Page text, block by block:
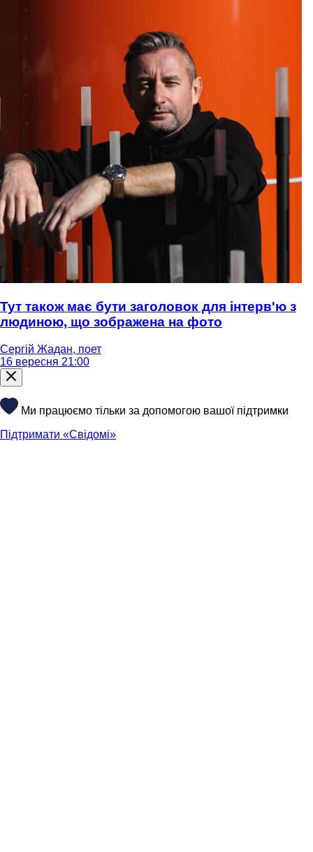
Тут також має бути заголовок для інтерв'ю з
людиною, що зображена на фото
Сергій Жадан, поет
16 вересня 21:00
Ми працюємо тільки за допомогою вашої підтримки
Підтримати «Свідомі»